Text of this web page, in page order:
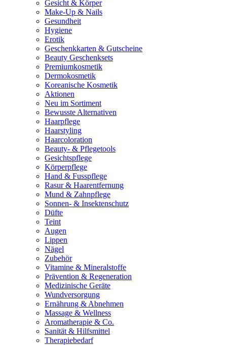
Gesicht & Körper
Make-Up & Nails
Gesundheit
Hygiene
Erotik
Geschenkkarten & Gutscheine
Beauty Geschenksets
Premiumkosmetik
Dermokosmetik
Koreanische Kosmetik
Aktionen
Neu im Sortiment
Bewusste Alternativen
Haarpflege
Haarstyling
Haarcoloration
Beauty- & Pflegetools
Gesichtspflege
Körperpflege
Hand & Fusspflege
Rasur & Haarentfernung
Mund & Zahnpflege
Sonnen- & Insektenschutz
Düfte
Teint
Augen
Lippen
Nägel
Zubehör
Vitamine & Mineralstoffe
Prävention & Regeneration
Medizinische Geräte
Wundversorgung
Ernährung & Abnehmen
Massage & Wellness
Aromatherapie & Co.
Sanität & Hilfsmittel
Therapiebedarf